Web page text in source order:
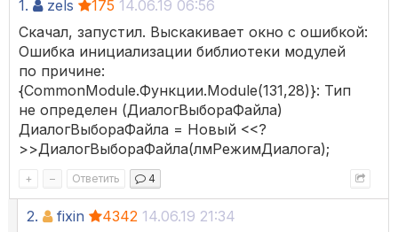
1. zels 175 14.06.19 06:56
Скачал, запустил. Выскакивает окно с ошибкой:
Ошибка инициализации библиотеки модулей
по причине:
{CommonModule.Функции.Module(131,28)}: Тип
не определен (ДиалогВыбораФайла)
ДиалогВыбораФайла = Новый <<?
>>ДиалогВыбораФайла(лмРежимДиалога);
+ – Ответить 4
2. fixin 4342 14.06.19 21:34